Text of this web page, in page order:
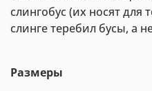
слингобус (их носят
слинге теребил бусы, а
Размеры